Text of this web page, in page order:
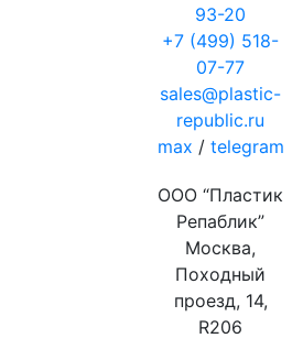
93-20
+7 (499) 518-
07-77
sales@plastic-
republic.ru
max / telegram
ООО “Пластик
Репаблик”
Москва,
Походный
проезд, 14,
R206